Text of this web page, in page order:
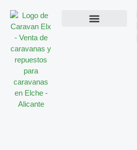
contenido